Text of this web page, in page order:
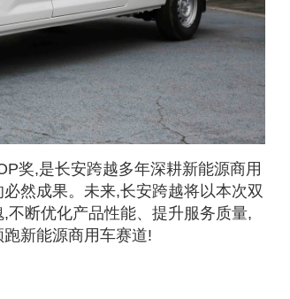
奖,是长安跨越多年深耕新能源商用
然成果。未来,长安跨越将以本次双
不断优化产品性能、提升服务质量,
新能源商用车赛道!